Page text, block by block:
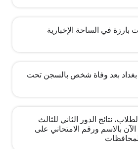
بارزة في الساحة الإخبارية
بعد وفاة شخص بالسجن تحت
نتائج الدور الثاني للثالث
متاحة الآن بالاسم ورقم الامتحاني على